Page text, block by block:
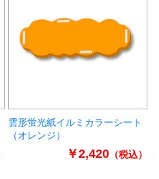
雲形蛍光紙イルミカラーシート
（オレンジ）
￥2,420（税込）